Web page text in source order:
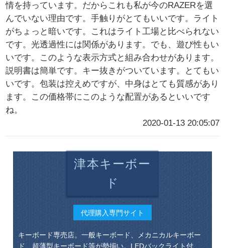
情を持っています。だからこれも私が今のRAZERを選
んでいない理由です。手触りがとてもいいです。ライト
がちょっと暗いです。これはライト工場と比べられない
です。光透過性には関係があります。でも、遊び性もい
いです。このような表示方式と組み合わせがあります。
説明書は簡単です。キー抜きがついています。とてもい
いです。包装は控えめですが、中身はとても質感があり
ます。この価格帯にこのような配置があるといいです
ね。
2020-01-13 20:05:07
津本キーボー
ド
代理購入専門サイト
キーボード専売店。一般キーボード、メカニカルキーボー
ド、超薄型キーボード等が勢揃い。LEDバックライト付